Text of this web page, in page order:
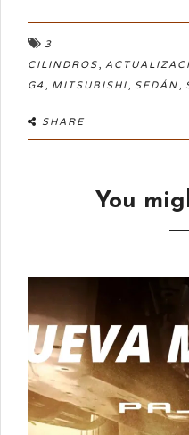
3
CILINDROS,
G4 , MITSUBISHI, SEDÁN,
SHARE
You